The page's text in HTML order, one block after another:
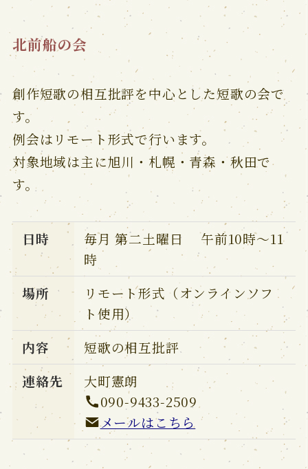
北前船の会
創作短歌の相互批評を中心とした短歌の会で
す。
例会はリモート形式で行います。
対象地域は主に旭川・札幌・青森・秋田で
す。
日時
毎月 第二土曜日 午前10時～11
時
場所
リモート形式（オンラインソフ
ト使用）
内容
短歌の相互批評
連絡先
大町憲朗
090-9433-2509
メールはこちら